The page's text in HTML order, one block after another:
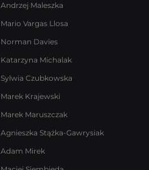
Andrzej Maleszka
Mario Vargas Llosa
Norman Davies
Katarzyna Michalak
Sylwia Czubkowska
Marek Krajewski
Marek Maruszczak
Agnieszka Stążka-Gawrysiak
Adam Mirek